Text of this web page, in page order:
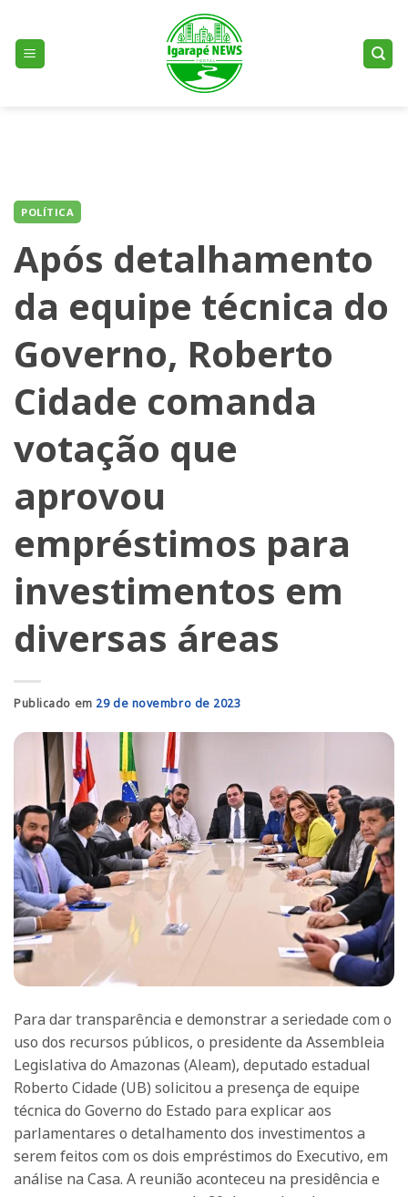
content
POLÍTICA
Após detalhamento
da equipe técnica do
Governo, Roberto
Cidade comanda
votação que
aprovou
empréstimos para
investimentos em
diversas áreas
Publicado em 29 de novembro de 2023
Para dar transparência e demonstrar a seriedade com o
uso dos recursos públicos, o presidente da Assembleia
Legislativa do Amazonas (Aleam), deputado estadual
Roberto Cidade (UB) solicitou a presença de equipe
técnica do Governo do Estado para explicar aos
parlamentares o detalhamento dos investimentos a
serem feitos com os dois empréstimos do Executivo, em
análise na Casa. A reunião aconteceu na presidência e